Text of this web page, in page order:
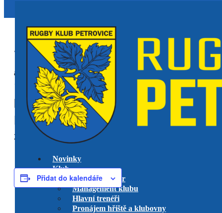
Novinky
Klub
Výkonný výbor
Management klubu
Hlavní trenéři
Pronájem hřiště a klubovny
« Všechny Akce
akce již proběhla.
MUŽI A tým – RKP vs. RC Praga
Praha
22 září, 2024 @ 14:00 -16:00
Přidat do kalendáře